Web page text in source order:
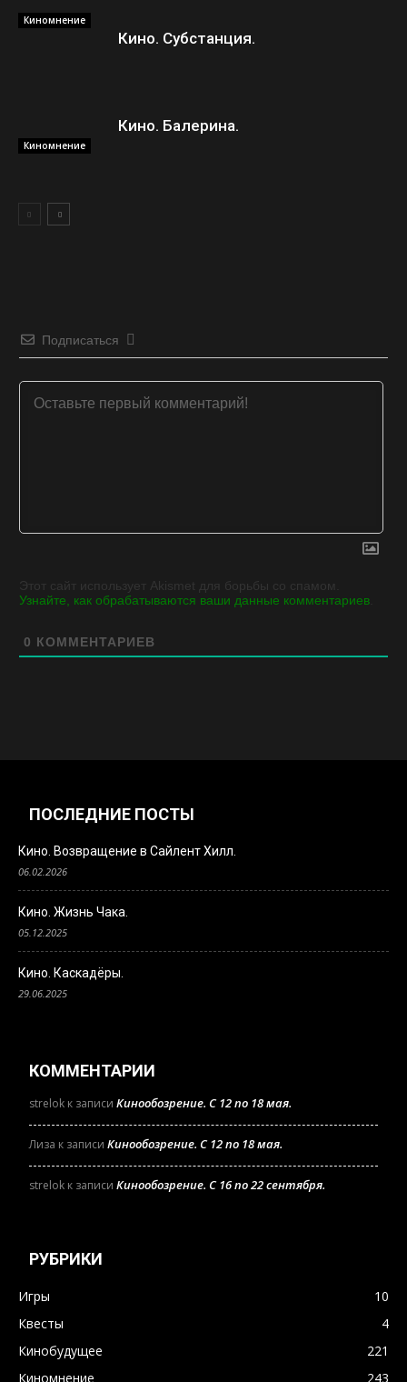
Киномнение
Кино. Субстанция.
Киномнение
Кино. Балерина.
Подписаться
Этот сайт использует Akismet для борьбы со спамом.
Узнайте, как обрабатываются ваши данные комментариев
0 КОММЕНТАРИЕВ
ПОСЛЕДНИЕ ПОСТЫ
Кино. Возвращение в Сайлент Хилл.
06.02.2026
Кино. Жизнь Чака.
05.12.2025
Кино. Каскадёры.
29.06.2025
КОММЕНТАРИИ
strelok к записи Кинообозрение. С 12 по 18 мая.
Лиза к записи Кинообозрение. С 12 по 18 мая.
strelok к записи Кинообозрение. С 16 по 22 сентября.
РУБРИКИ
Игры
10
Квесты
4
Кинобудущее
221
Киномнение
243